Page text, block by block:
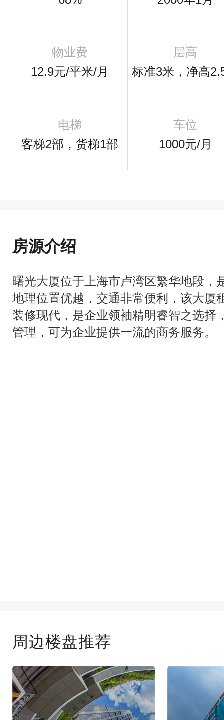
物业费
12.9元/平米/月
层高
标准3米，净高
电梯
客梯2部，货梯1部
车位
1000元/月
房源介绍
曙光大厦位于上海市卢湾区繁华地段，
地理位置优越，交通非常便利，该大厦
装修现代，是企业领袖精明睿智之选择
管理，可为企业提供一流的商务服务。
周边楼盘推荐